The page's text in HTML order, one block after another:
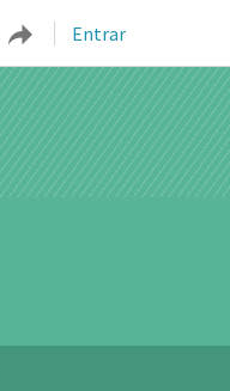
Entrar